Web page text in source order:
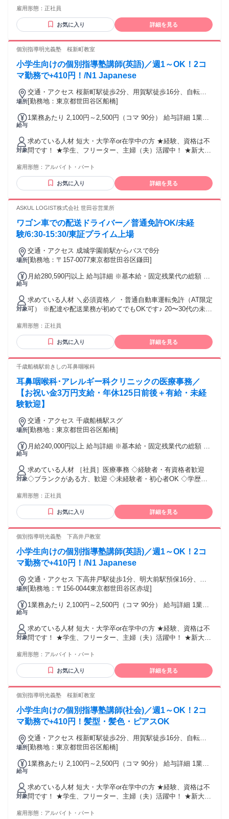
手当金額：なし 全員に一律で支払われるその他手当金額：あ
営業や接客のご経験者歓迎 ・運送、運輸業界での勤務経験が
ある方 ・お客様へのご案内､日程調整できる方 ＝＝＝＝＝＝
＝＝＝＝＝ ＊子育てママ在籍中 ＊主夫・主婦活躍中
雇用形態： 正社員
お気に入り 詳細を見る
個別指導明光義塾 桜新町教室
小学生向けの個別指導塾講師(英語)／週1～OK！2コ
マ勤務で+410円！/N1 Japanese
場所
交通・アクセス 桜新町駅徒歩2分、用賀駅徒歩16分、自転
車・バス・バイク通勤可（応相談）
[勤務地：東京都世田谷区船橋]
給与
1業務あたり 2,100円～2,500円（コマ 90分） 給与詳細 1業務
2100円 〜 2500円(90分) ◆1コマ(授業：90分+入替10分＝100
分)／2100円以上＋日次手当／1コマ勤務時205円、2コマ以上
勤務時410円 ◆月の勤務日数に応じて3ヶ月ごとに昇給も可能
です！
対象
求めている人材 短大・大学卒or在学中の方 ★経験、資格は不
問です！ ★学生、フリーター、主婦（夫）活躍中！ ★新大学
学歴が高くないから塾講師は無理だ...と考えている人へ⭐
「学力があること」と「教えることが上手い」は全くの別で
す。 自分に自信がない方でも、少しでも教えることが好きな
募ください。 ⭐歓迎条件⭐ ・未経験者大歓迎 ・将来、教育業
週5日勤務もOK ・子どもが好きな方 ・教育に興味のある方
・人とのコミュニケーションが好きな方 ・一人一人と向き合
パート経験者優遇 ⭐採用予定人数は5名以上⭐ 未経験の方で
も、勤務開始前にしっかりとした研修があるから安心です。
められます。
雇用形態： アルバイト・パート
お気に入り 詳細を見る
ASKUL LOGIST株式会社 世田谷営業所
ワゴン車での配送ドライバー／普通免許OK/未経
験/6:30-15:30/東証プライム上場
場所
交通・アクセス 成城学園前駅からバスで8分
[勤務地：〒157-0077東京都世田谷区鎌田]
給与
月給280,590円以上 給与詳細 ※基本給・固定残業代の総額 基
9390円（固定残業時間：1ヶ月あたり45時間） 固定残業時間
を超えた勤務時間については別途残業代を支給する 【一律手
当】 全員に一律で支払われる通勤・皆勤・家族手当金額：な
し 全員に一律で支払われるその他手当金額：なし 前年度実
対象
求めている人材 ＼必須資格／ ・普通自動車運転免許（AT限定
可） ※配達や配送業務が初めてでもOKです♪ 20〜30代の未経
方も安心してご応募いただけます！ ＼★こんなあなたを待っ
ています★／ ・既卒/第二新卒の方 ・運転やドライブが好
き！ ・正社員デビューしたい！ ・フリーターからキャリアチ
チャレンジしたい！ ・プライベートの時間も大切にしたい！
雇用形態： 正社員
お気に入り 詳細を見る
千歳船橋駅前きしの耳鼻咽喉科
耳鼻咽喉科･アレルギー科クリニックの医療事務／
【お祝い金3万円支給・年休125日前後＋有給・未経
験歓迎】
場所
交通・アクセス 千歳船橋駅スグ
[勤務地：東京都世田谷区船橋]
給与
月給240,000円以上 給与詳細 ※基本給・固定残業代の総額 基
1万円（固定残業時間：1ヶ月あたり3時間 〜 3時間） 固定残
業時間を超えた勤務時間については別途残業代を支給する
【一律手当】 全員に一律で支払われる通勤・皆勤・家族手当
金額：なし 全員に一律で支払われるその他手当金額：なし ※
当より）10,000円含む ・賞与年２回（業績、職務能力によ
る） ※2025年度支給実績 1.0か月分/回 ・繫忙期の特別手当
（業績、職務能力による）
対象
求めている人材 ［社員］医療事務 ◇経験者・有資格者歓迎
◇ブランクがある方、歓迎 ◇未経験者・初心者OK ◇学歴不
（Word、Excelなどの知識は不要です！保険証の番号や名前な
どの打ち込みができればOK） ◇WワークOK（就業規則によ
で心のこもった対応は求められるのはもちろんですが、同じ
募集します。経験が浅い方やブランクある方でも安心してご
応募ください。
雇用形態： 正社員
お気に入り 詳細を見る
個別指導明光義塾 下高井戸教室
小学生向けの個別指導塾講師(英語)／週1～OK！2コ
マ勤務で+410円！/N1 Japanese
場所
交通・アクセス 下高井戸駅徒歩1分、明大前駅預保16分、自
転車・バス・バイク通勤可（応相談）
[勤務地：〒156-0044東京都世田谷区赤堤]
給与
1業務あたり 2,100円～2,500円（コマ 90分） 給与詳細 1業務
2100円 〜 2500円(90分) ◆1コマ(授業：90分+入替10分＝100
分)／2100円以上＋日次手当／1コマ勤務時205円、2コマ以上
勤務時410円 ◆月の勤務日数に応じて3ヶ月ごとに昇給も可能
です！
対象
求めている人材 短大・大学卒or在学中の方 ★経験、資格は不
問です！ ★学生、フリーター、主婦（夫）活躍中！ ★新大学
学歴が高くないから塾講師は無理だ...と考えている人へ⭐
「学力があること」と「教えることが上手い」は全くの別で
す。 自分に自信がない方でも、少しでも教えることが好きな
募ください。 ⭐歓迎条件⭐ ・未経験者大歓迎 ・将来、教育業
週5日勤務もOK ・子どもが好きな方 ・教育に興味のある方
・人とのコミュニケーションが好きな方 ・一人一人と向き合
パート経験者優遇 ⭐採用予定人数は5名以上⭐ 未経験の方で
も、勤務開始前にしっかりとした研修があるから安心です。
められます。
雇用形態： アルバイト・パート
お気に入り 詳細を見る
個別指導明光義塾 桜新町教室
小学生向けの個別指導塾講師(社会)／週1～OK！2コ
マ勤務で+410円！髪型・髪色・ピアスOK
場所
交通・アクセス 桜新町駅徒歩2分、用賀駅徒歩16分、自転
車・バス・バイク通勤可（応相談）
[勤務地：東京都世田谷区船橋]
給与
1業務あたり 2,100円～2,500円（コマ 90分） 給与詳細 1業務
2100円 〜 2500円(90分) ◆1コマ(授業：90分+入替10分＝100
分)／2100円以上＋日次手当／1コマ勤務時205円、2コマ以上
勤務時410円 ◆月の勤務日数に応じて3ヶ月ごとに昇給も可能
です！
対象
求めている人材 短大・大学卒or在学中の方 ★経験、資格は不
問です！ ★学生、フリーター、主婦（夫）活躍中！ ★新大学
学歴が高くないから塾講師は無理だ...と考えている人へ⭐
雇用形態： アルバイト・パート